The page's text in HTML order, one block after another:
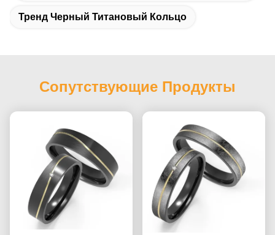
Тренд Черный Титановый Кольцо
Сопутствующие Продукты